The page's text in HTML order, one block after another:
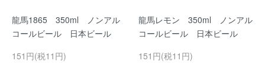
龍馬1865 350ml ノンアル
コールビール 日本ビール
151円(税11円)
龍馬レモン 350ml ノンアル
コールビール 日本ビール
151円(税11円)